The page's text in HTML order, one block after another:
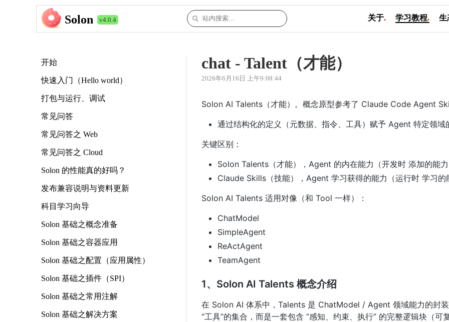
Solon v4.0.4 关于. 学习教程. 生
开始
快速入门（Hello world）
打包与运行、调试
常见问答
常见问答之 Web
常见问答之 Cloud
Solon 的性能真的好吗？
发布兼容说明与资料更新
科目学习向导
Solon 基础之概念准备
Solon 基础之容器应用
Solon 基础之配置（应用属性）
Solon 基础之插件（SPI）
Solon 基础之常用注解
Solon 基础之解决方案
chat - Talent（才能）
2026年6月16日 上午9:08:44
Solon AI Talents（才能）。概念原型参考了 Claude Code Agent
通过结构化的定义（元数据、指令、工具）赋予 Agent 特定领域
关键区别：
Solon Talents（才能），Agent 的内在能力（开发时 添加的能
Claude Skills（技能），Agent 学习获得的能力（运行时 学习的
Solon AI Talents 适用对像（和 Tool 一样）：
ChatModel
SimpleAgent
ReActAgent
TeamAgent
1、Solon AI Talents 概念介绍
在 Solon AI 体系中，Talents 是 ChatModel / Agent 领域能力的封
“工具”的集合，而是一套包含 “感知、约束、执行” 的完整逻辑块（可